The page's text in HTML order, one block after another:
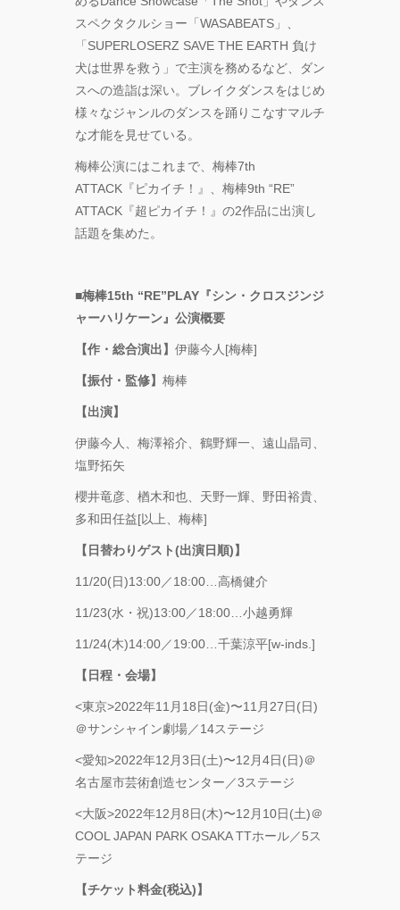
スペクタクルショー「WASABEATS」、
「SUPERLOSERZ SAVE THE EARTH 負け
⽝は世界を救う」で主演を務めるなど、ダン
スへの造詣は深い。ブレイクダンスをはじめ
様々なジャンルのダンスを踊りこなすマルチ
な才能を⾒せている。
梅棒公演にはこれまで、梅棒7th
ATTACK『ピカイチ！』、梅棒9th “RE”
ATTACK『超ピカイチ！』の2作品に出演し
話題を集めた。
■梅棒15th “RE”PLAY『シン・クロスジンジ
ャーハリケーン』公演概要
【作・総合演出】 伊藤今⼈[梅棒]
【振付・監修】 梅棒
【出演】
伊藤今⼈、梅澤裕介、鶴野輝⼀、遠⼭晶司、
塩野拓⽮
櫻井⻯彦、楢⽊和也、天野⼀輝、野⽥裕貴、
多和⽥任益[以上、梅棒]
【⽇替わりゲスト(出演⽇順)】
11/20(⽇)13:00／18:00…⾼橋健介
11/23(⽔・祝)13:00／18:00…⼩越勇輝
11/24(⽊)14:00／19:00…千葉涼平[w-inds.]
【⽇程・会場】
<東京>2022年11⽉18⽇(⾦)〜11⽉27⽇(⽇)
＠サンシャイン劇場／14ステージ
<愛知>2022年12⽉3⽇(⼟)〜12⽉4⽇(⽇)＠
名古屋市芸術創造センター／3ステージ
<⼤阪>2022年12⽉8⽇(⽊)〜12⽉10⽇(⼟)＠
COOL JAPAN PARK OSAKA TTホール／5ス
テージ
【チケット料⾦(税込)】